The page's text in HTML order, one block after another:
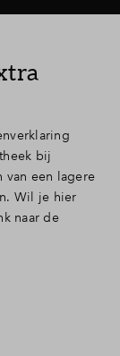
bij
van een lagere
Wil je hier
naar de